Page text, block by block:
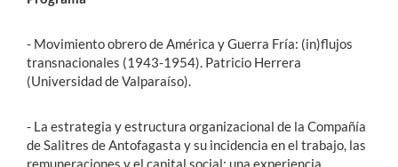
- Movimiento obrero de América y Guerra Fría: (in)flujos
transnacionales (1943-1954). Patricio Herrera
(Universidad de Valparaíso).
- La estrategia y estructura organizacional de la Compañía
de Salitres de Antofagasta y su incidencia en el trabajo, las
remuneraciones y el capital social: una experiencia